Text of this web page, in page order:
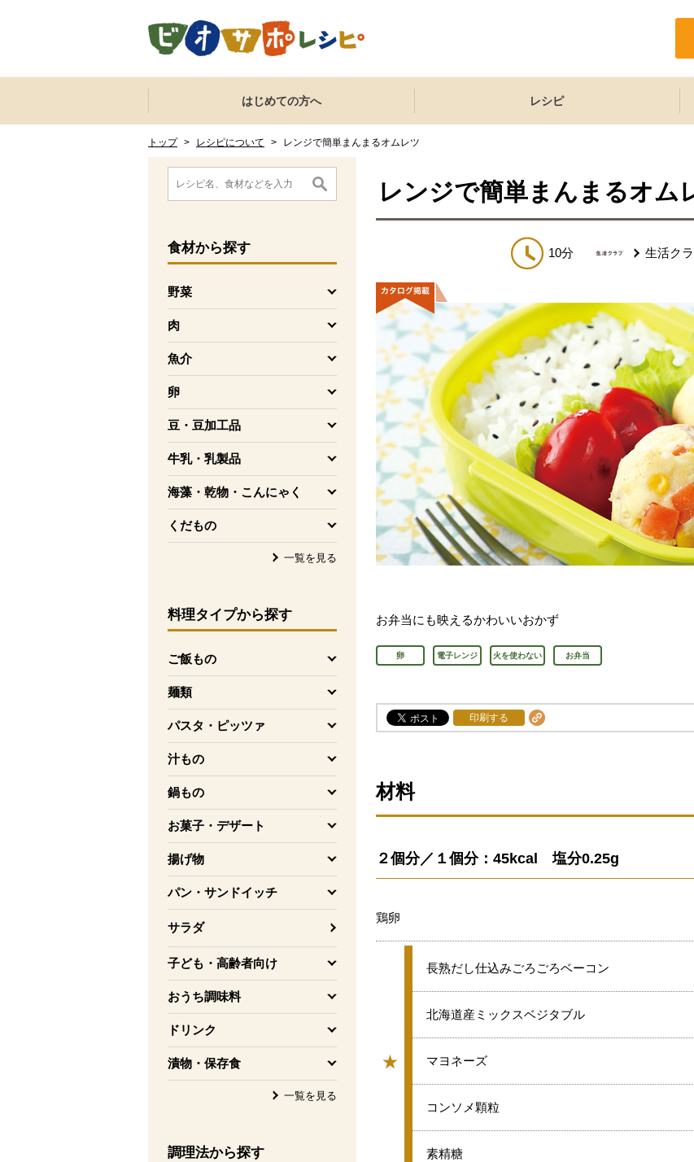
ここからサイト内共通メニューです。
サイト内共通メニューをスキップする
はじめての方へ レシピ
トップ > レシピについて > レンジで簡単まんまるオムレツ
ここから消費材検索メニューです。
食材から探す
野菜
を開く
肉
を開く
魚介
を開く
卵
を開く
豆・豆加工品
を開く
牛乳・乳製品
を開く
海藻・乾物・こんにゃく
を開く
くだもの
を開く
一覧を見る
料理タイプから探す
ご飯もの
を開く
麺類
を開く
パスタ・ピッツァ
を開く
汁もの
を開く
鍋もの
を開く
お菓子・デザート
を開く
揚げ物
を開く
パン・サンドイッチ
を開く
サラダ
子ども・高齢者向け
を開く
おうち調味料
を開く
ドリンク
を開く
漬物・保存食
を開く
一覧を見る
調理法から探す
消費材検索メニューここまで。
ここから本文です。
レンジで簡単まんまるオム
10分 生活ク
お弁当にも映えるかわいいおかず
卵 電子レンジ 火を使わない お弁当
印刷する
材料
２個分／１個分：45kcal 塩分0.25g
鶏卵
★
グループ
★
長熟だし仕込みごろごろベーコン
★
北海道産ミックスベジタブル
★
マヨネーズ
★
コンソメ顆粒
★
素精糖